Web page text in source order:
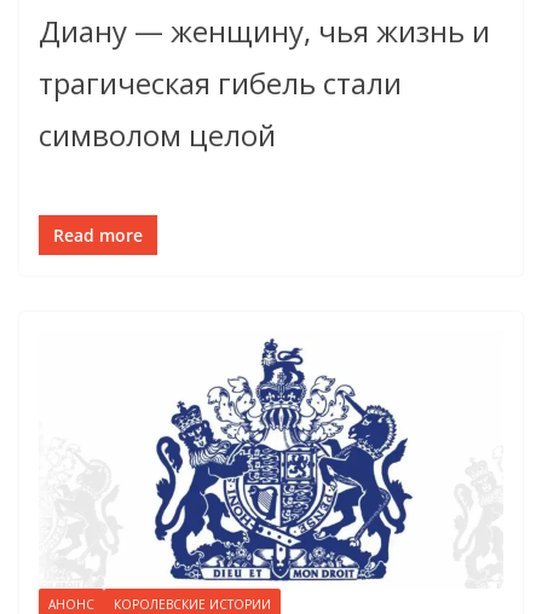
Диану — женщину, чья жизнь и
трагическая гибель стали
символом целой
Read more
АНОНС КОРОЛЕВСКИЕ ИСТОРИИ